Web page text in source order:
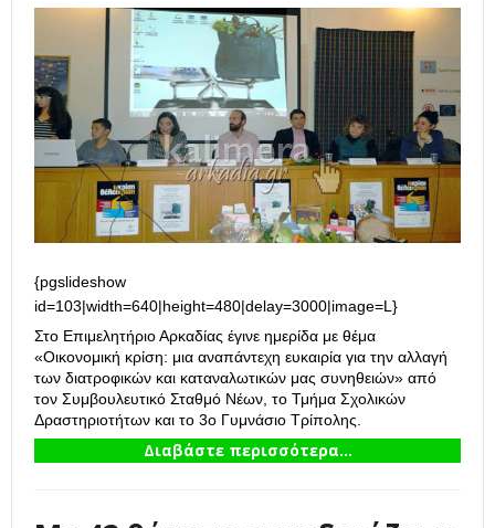
{pgslideshow
id=103|width=640|height=480|delay=3000|image=L}
Στο Επιμελητήριο Αρκαδίας έγινε ημερίδα με θέμα
«Οικονομική κρίση: μια αναπάντεχη ευκαιρία για την αλλαγή
των διατροφικών και καταναλωτικών μας συνηθειών» από
τον Συμβουλευτικό Σταθμό Νέων, το Τμήμα Σχολικών
Δραστηριοτήτων και το 3ο Γυμνάσιο Τρίπολης.
Διαβάστε περισσότερα...